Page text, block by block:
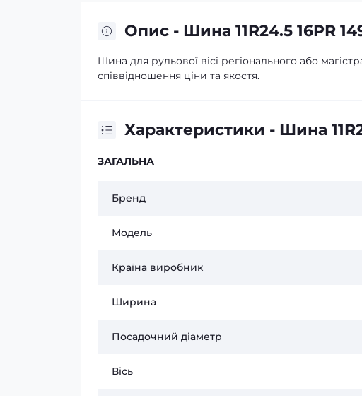
Опис - Шина 11R24.5 16PR
Шина для рульової вісі регіонального або
співвідношення ціни та якостя.
Характеристики - Шина
ЗАГАЛЬНА
Бренд
Модель
Країна виробник
Ширина
Посадочний діаметр
Вісь